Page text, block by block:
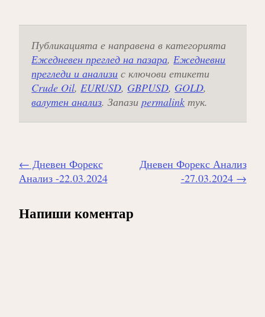
Публикацията е направена в категорията
Ежедневен преглед на пазара,Ежедневни
прегледи и анализи с ключови етикети
Crude Oil,EURUSD, GBPUSD, GOLD,
валутен анализ. Запазиpermalink тук.
Навигиране
на
← Дневен Форекс
Анализ -22.03.2024
Дневен Форекс Анализ
-27.03.2024 →
Напиши коментар